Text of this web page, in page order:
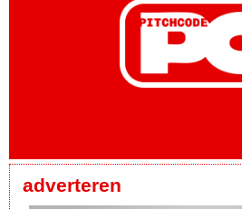
adverteren